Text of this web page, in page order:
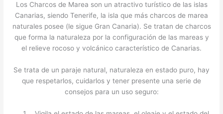
Los Charcos de Marea son un atractivo turístico de las islas
Canarias, siendo Tenerife, la isla que más charcos de marea
naturales posee (le sigue Gran Canaria). Se tratan de charcos
que forma la naturaleza por la configuración de las mareas y
el relieve rocoso y volcánico característico de Canarias.
Se trata de un paraje natural, naturaleza en estado puro, hay
que respetarlos, cuidarlos y tener presente una serie de
consejos para un uso seguro: